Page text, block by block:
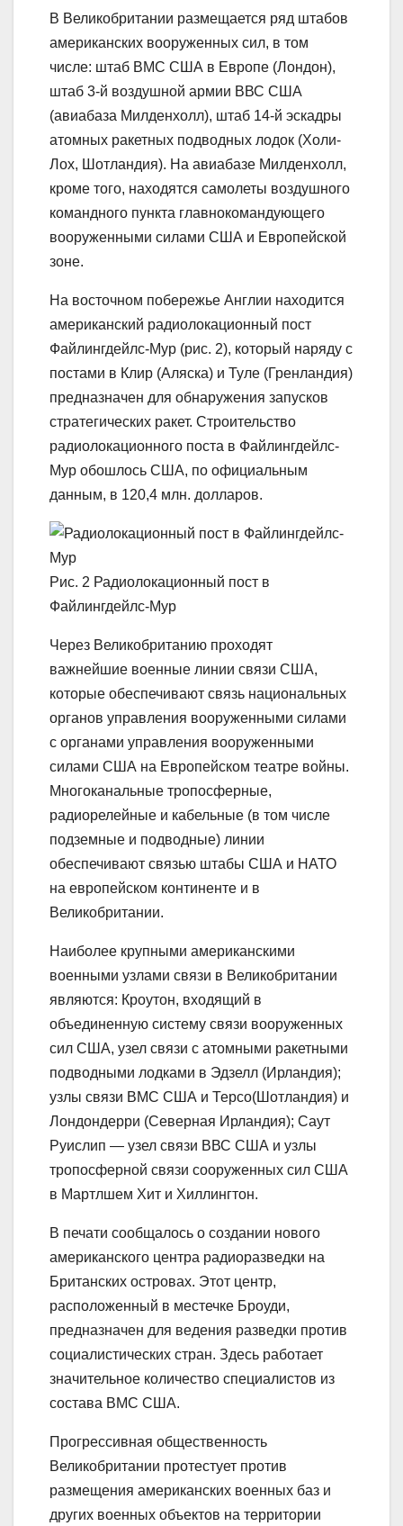
В Великобритании размещается ряд штабов
американских вооруженных сил, в том
числе: штаб ВМС США в Европе (Лондон),
штаб 3-й воздушной армии ВВС США
(авиабаза Милденхолл), штаб 14-й эскадры
атомных ракетных подводных лодок (Холи-
Лох, Шотландия). На авиабазе Милденхолл,
кроме того, находятся самолеты воздушного
командного пункта главнокомандующего
вооруженными силами США и Европейской
зоне.
На восточном побережье Англии находится
американский радиолокационный пост
Файлингдейлс-Мур (рис. 2), который наряду с
постами в Клир (Аляска) и Туле (Гренландия)
предназначен для обнаружения запусков
стратегических ракет. Строительство
радиолокационного поста в Файлингдейлс-
Мур обошлось США, по официальным
данным, в 120,4 млн. долларов.
Рис. 2 Радиолокационный пост в
Файлингдейлс-Мур
Через Великобританию проходят
важнейшие военные линии связи США,
которые обеспечивают связь национальных
органов управления вооруженными силами
с органами управления вооруженными
силами США на Европейском театре войны.
Многоканальные тропосферные,
радиорелейные и кабельные (в том числе
подземные и подводные) линии
обеспечивают связью штабы США и НАТО
на европейском континенте и в
Великобритании.
Наиболее крупными американскими
военными узлами связи в Великобритании
являются: Кроутон, входящий в
объединенную систему связи вооруженных
сил США, узел связи с атомными ракетными
подводными лодками в Эдзелл (Ирландия);
узлы связи ВМС США и Терсо(Шотландия) и
Лондондерри (Северная Ирландия); Саут
Руислип — узел связи ВВС США и узлы
тропосферной связи сооруженных сил США
в Мартлшем Хит и Хиллингтон.
В печати сообщалось о создании нового
американского центра радиоразведки на
Британских островах. Этот центр,
расположенный в местечке Броуди,
предназначен для ведения разведки против
социалистических стран. Здесь работает
значительное количество специалистов из
состава ВМС США.
Прогрессивная общественность
Великобритании протестует против
размещения американских военных баз и
других военных объектов на территории